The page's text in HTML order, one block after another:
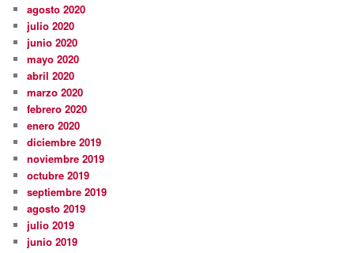
agosto 2020
julio 2020
junio 2020
mayo 2020
abril 2020
marzo 2020
febrero 2020
enero 2020
diciembre 2019
noviembre 2019
octubre 2019
septiembre 2019
agosto 2019
julio 2019
junio 2019